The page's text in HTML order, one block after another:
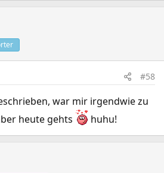
#58
war mir irgendwie zu
heute gehts
huhu!